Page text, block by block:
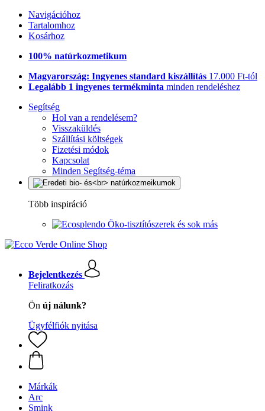
Navigációhoz
Tartalomhoz
Kosárhoz
100% natúrkozmetikum
Magyarország: Ingyenes standard kiszállítás 17.000 Ft-tól
Legalább 1 ingyenes termékminta minden rendeléshez
Segítség
Hol van a rendelésem?
Visszaküldés
Szállítási költségek
Fizetési módok
Kapcsolat
Minden Segítség-téma
Több inspiráció
Öko-tisztítószerek és sok más
Bejelentkezés
Feliratkozás
Ön új nálunk?
Ügyfélfiók nyitása
Márkák
Arc
Smink